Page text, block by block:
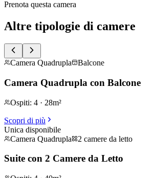
Prenota questa camera
Altre tipologie di camere
Camera Quadrupla Balcone
Camera Quadrupla con Balcone
Ospiti: 4 · 28m²
Scopri di più
Unica disponibile
Camera Quadrupla
2 camere da letto
Suite con 2 Camere da Letto